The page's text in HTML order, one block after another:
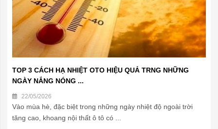
TOP 3 CÁCH HẠ NHIỆT OTO HIỆU QUẢ TRNG NHỮNG
NGÀY NẮNG NÓNG ...
22/05/2026
Vào mùa hè, đặc biệt trong những ngày nhiệt độ ngoài trời
tăng cao, khoang nội thất ô tô có ...